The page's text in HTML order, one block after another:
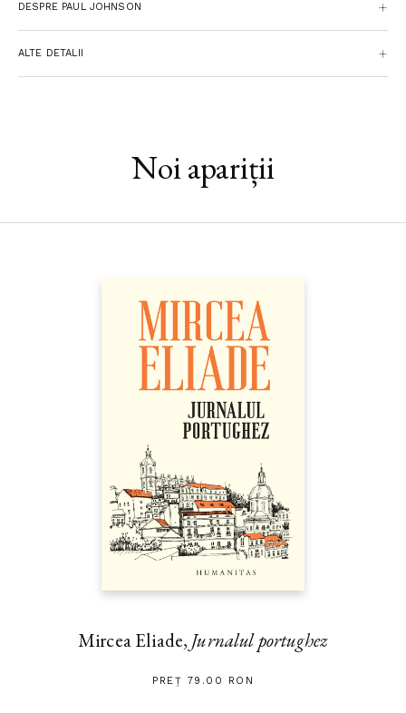
încercând să vadă câtă unitate există între viaţa particulară a
acestor celebre personaje şi principiile pe care le-au exprimat
public.
DESPRE PAUL JOHNSON
ALTE DETALII
Noi apariții
Mircea Eliade, Jurnalul portughez
PREȚ 79.00 RON